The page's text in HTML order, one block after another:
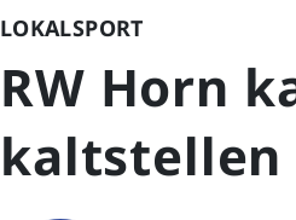
LOKALSPORT
RW Horn
kaltstellen